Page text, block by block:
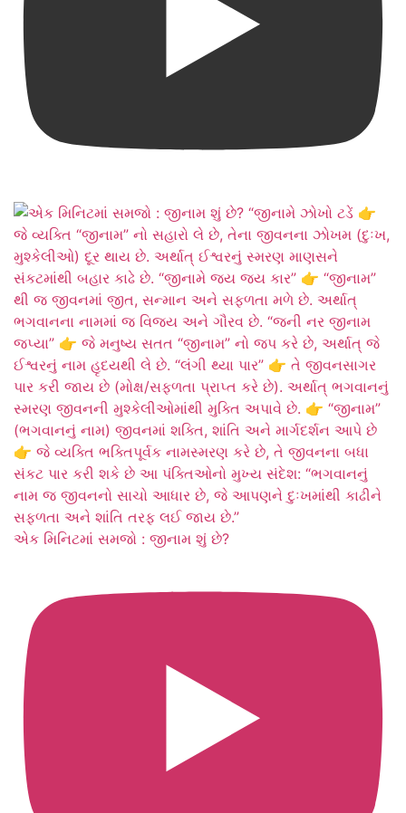
એક મિનિટમાં સમજો : જીનામ શું છે?